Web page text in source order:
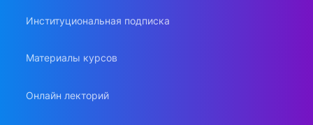
Институциональная подписка
Материалы курсов
Онлайн лекторий